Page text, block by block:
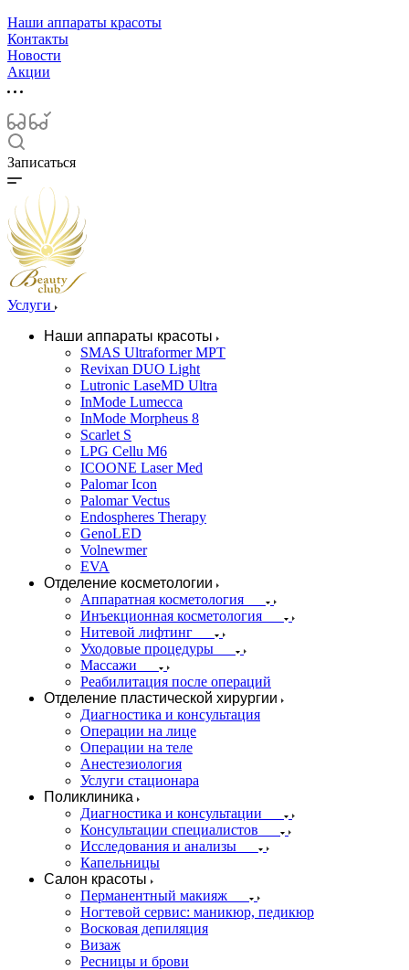
Наши аппараты красоты
Контакты
Новости
Акции
Записаться
Услуги
Наши аппараты красоты
SMAS Ultraformer MPT
Revixan DUO Light
Lutronic LaseMD Ultra
InMode Lumecca
InMode Morpheus 8
Scarlet S
LPG Cellu M6
ICOONE Laser Med
Palomar Icon
Palomar Vectus
Endospheres Therapy
GenoLED
Volnewmer
EVA
Отделение косметологии
Аппаратная косметология
Инъекционная косметология
Нитевой лифтинг
Уходовые процедуры
Массажи
Реабилитация после операций
Отделение пластической хирургии
Диагностика и консультация
Операции на лице
Операции на теле
Анестезиология
Услуги стационара
Поликлиника
Диагностика и консультации
Консультации специалистов
Исследования и анализы
Капельницы
Салон красоты
Перманентный макияж
Ногтевой сервис: маникюр, педикюр
Восковая депиляция
Визаж
Ресницы и брови